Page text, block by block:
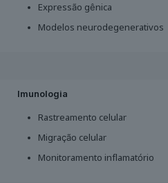
Expressão gênica
Modelos neurodegenerativos
Imunologia
Rastreamento celular
Migração celular
Monitoramento inflamatório